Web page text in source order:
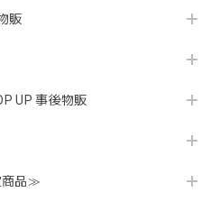
販
UP 事後物販
商品≫